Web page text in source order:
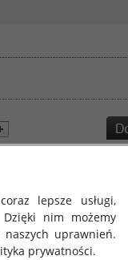
lepsze usługi,
nim możemy
uprawnień.
prywatności.